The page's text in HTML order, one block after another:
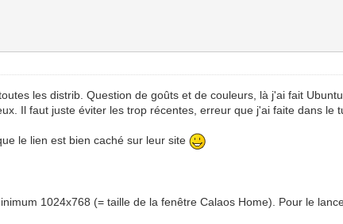
les distrib. Question de goûts et de couleurs, là j'ai fait
Il faut juste éviter les trop récentes, erreur que j'ai faite dans le
le lien est bien caché sur leur site
1024x768 (= taille de la fenêtre Calaos Home). Pour le